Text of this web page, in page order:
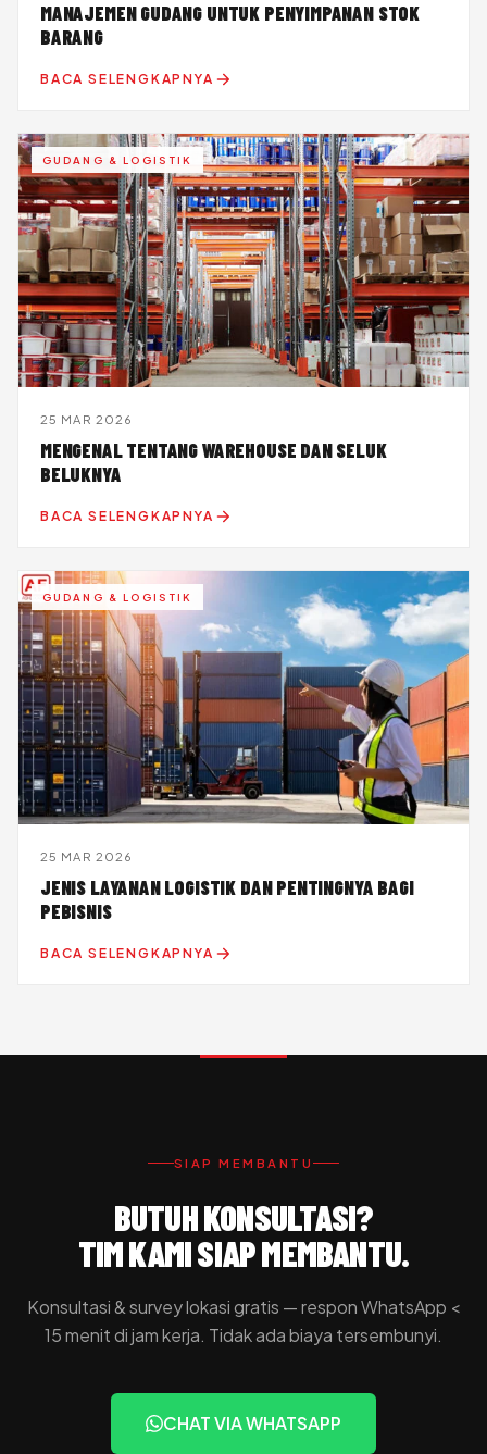
MANAJEMEN GUDANG UNTUK PENYIMPANAN STOK
BARANG
BACA SELENGKAPNYA
GUDANG & LOGISTIK
25 MAR 2026
MENGENAL TENTANG WAREHOUSE DAN SELUK
BELUKNYA
BACA SELENGKAPNYA
GUDANG & LOGISTIK
25 MAR 2026
JENIS LAYANAN LOGISTIK DAN PENTINGNYA BAGI
PEBISNIS
BACA SELENGKAPNYA
SIAP MEMBANTU
BUTUH KONSULTASI?
TIM KAMI SIAP MEMBANTU.
Konsultasi & survey lokasi gratis — respon WhatsApp <
15 menit di jam kerja. Tidak ada biaya tersembunyi.
CHAT VIA WHATSAPP